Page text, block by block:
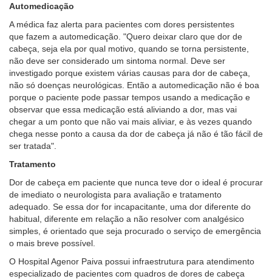
Automedicação
A médica faz alerta para pacientes com dores persistentes
que fazem a automedicação. "Quero deixar claro que dor de
cabeça, seja ela por qual motivo, quando se torna persistente,
não deve ser considerado um sintoma normal. Deve ser
investigado porque existem várias causas para dor de cabeça,
não só doenças neurológicas. Então a automedicação não é boa
porque o paciente pode passar tempos usando a medicação e
observar que essa medicação está aliviando a dor, mas vai
chegar a um ponto que não vai mais aliviar, e às vezes quando
chega nesse ponto a causa da dor de cabeça já não é tão fácil de
ser tratada".
Tratamento
Dor de cabeça em paciente que nunca teve dor o ideal é procurar
de imediato o neurologista para avaliação e tratamento
adequado. Se essa dor for incapacitante, uma dor diferente do
habitual, diferente em relação a não resolver com analgésico
simples, é orientado que seja procurado o serviço de emergência
o mais breve possível.
O Hospital Agenor Paiva possui infraestrutura para atendimento
especializado de pacientes com quadros de dores de cabeça